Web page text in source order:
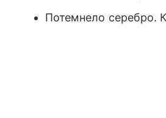
Потемнело серебро.